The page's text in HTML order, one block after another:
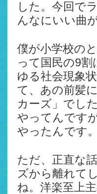
した。今回で
んなにいい曲
僕が小学校の
って国民の9
ゆる社会現象
て、あの前髪
カーズ」でし
やってんです
やったんです。
ただ、正直な
ズから離れて
ね。洋楽至上